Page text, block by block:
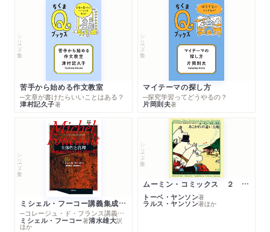
シリーズ・全集
苦手から始める作文教室
─文章が書けたらいいことはある？
津村記久子著
シリーズ・全集
マイテーマの探し方
─探究学習ってどうやるの？
片岡則夫著
シリーズ・全集
ミシェル・フーコー講義集成１０ 主体性と真理
─コレージュ・ド・フランス講義１９８０－１９８１年度
ミシェル・フーコー著清水雄大訳
ほか
シリーズ・全集
ムーミン・コミックス ２ あこがれの遠い土地
トーベ・ヤンソン著
ラルス・ヤンソン著ほか